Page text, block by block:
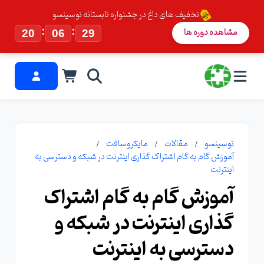
تخفیف های داغ در جشنواره تابستانه توسینسو
20
: 06 : 28 مشاهده دوره ها
توسینسو مقالات
مایکروسافت
آموزش گام به گام اشتراک گذاری اینترنت در شبکه و دسترسی به
اینترنت
آموزش گام به گام اشتراک
گذاری اینترنت در شبکه و
دسترسی به اینترنت